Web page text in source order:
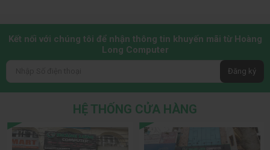
Kết nối với chúng tôi để nhận thông tin khuyến mãi từ Hoàng
Long Computer
Đăng ký
HỆ THỐNG CỬA HÀNG